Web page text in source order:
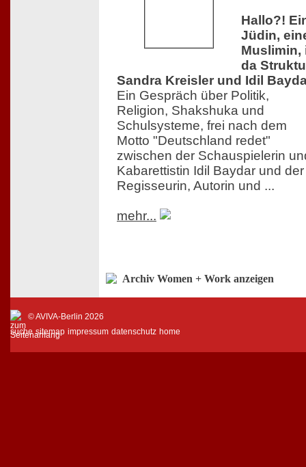
Hallo?!
Jüdin,
Muslimin,
da
Sandra Kreisler und Idil
Ein Gespräch über Politik,
Religion, Shakshuka und
Schulsysteme, frei nach dem
Motto "Deutschland redet"
zwischen der Schauspielerin
Kabarettistin Idil Baydar und der
Regisseurin, Autorin und ...
mehr...
Archiv Women + Work anzeigen
© AVIVA-Berlin 2026
suche sitemap impressum datenschutz home